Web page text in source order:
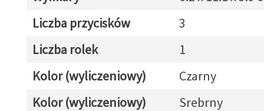
Liczba przycisków
3
Liczba rolek
1
Kolor (wyliczeniowy)
Czarny
Kolor (wyliczeniowy)
Srebrny